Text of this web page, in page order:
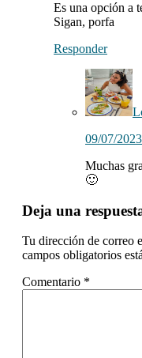
Es una opción a
Sigan, porfa
Responder
09/07/
Muchas
🙂
Deja una
Tu dirección de correo
campos obligatorios
Comentario *